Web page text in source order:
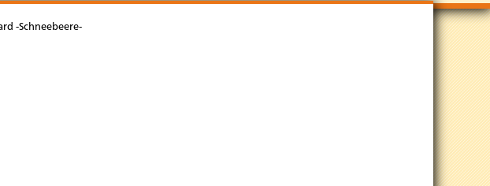
-Schneebeere-